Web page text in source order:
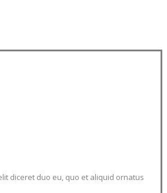
diceret duo eu, quo et aliquid ornatus